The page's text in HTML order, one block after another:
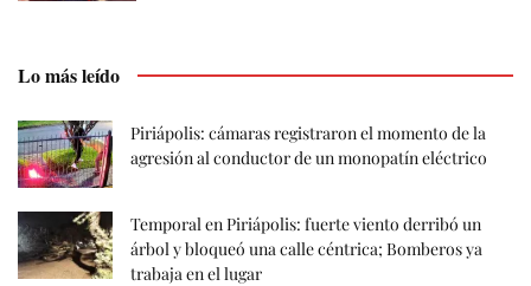
Lo más leído
Piriápolis: cámaras registraron el momento de la
agresión al conductor de un monopatín eléctrico
Temporal en Piriápolis: fuerte viento derribó un
árbol y bloqueó una calle céntrica; Bomberos ya
trabaja en el lugar